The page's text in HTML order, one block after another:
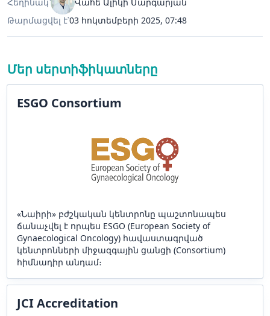
Թարմացվել է՝03 հոկտեմբերի 2025, 07:48
Մեր սերտիֆիկատները
ESGO Consortium
«Նաիրի» բժշկական կենտրոնը պաշտոնապես
ճանաչվել է որպես ESGO (European Society of
Gynaecological Oncology) հավաստագրված
կենտրոնների միջազգային ցանցի (Consortium)
հիմնադիր անդամ։
JCI Accreditation